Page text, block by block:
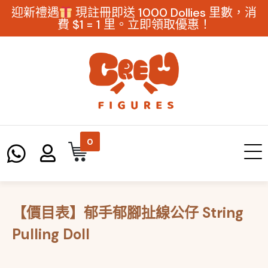
迎新禮遇 現註冊即送 1000 Dollies 里數，消
費 $1 = 1 里。立即領取優惠！
0
【價目表】郁手郁腳扯線公仔 String
Pulling Doll